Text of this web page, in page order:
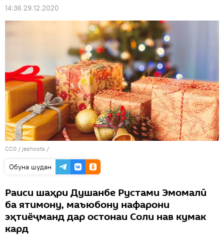
14:36 29.12.2020
CC0 / jeshoots /
Обуна шудан
Раиси шаҳри Душанбе Рустами Эмомалӣ
ба ятимону, маъюбону нафарони
эҳтиёҷманд дар остонаи Соли нав кумак
кард